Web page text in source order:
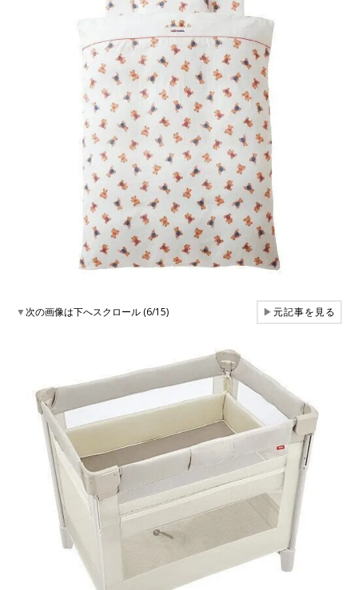
▼次の画像は下へスクロール (6/15) ▶元記事を見る